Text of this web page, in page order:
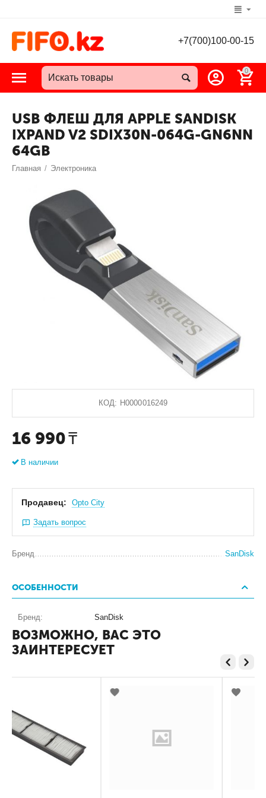
+7(700)100-00-15
0
USB ФЛЕШ ДЛЯ APPLE SANDISK
IXPAND V2 SDIX30N-064G-GN6NN
64GB
Главная / Электроника
КОД: Н0000016249
16 990 ₸
В наличии
Продавец: Оpto City
Задать вопрос
Бренд SanDisk
ОСОБЕННОСТИ
Бренд: SanDisk
ВОЗМОЖНО, ВАС ЭТО
ЗАИНТЕРЕСУЕТ